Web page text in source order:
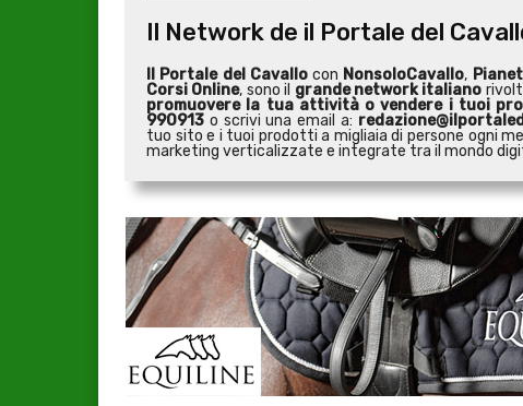
Il Network de il Portale del
Il Portale del Cavallocon NonsoloCavallo,
Corsi Online, sono il grande network italiano
promuovere la tua attività o vendere i tuoi
990913 o scrivi una email a:
tuo sito e i tuoi prodotti a migliaia di persone ogni
marketing verticalizzate e integrate tra il mondo